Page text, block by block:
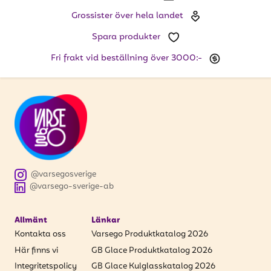
Ange din e-postadress nedan för att ta del av våra
nyheter och erbjudanden.
E-postadress
PRENUMERERA
Grossister över hela landet
Spara produkter
Fri frakt vid beställning över 3000:-
@varsego-sverige-ab
@varsegosverige
Allmänt
Kontakta oss
Här finns vi
Integritetspolicy
Länkar
Varsego Produktkatalog 2026
GB Glace Produktkatalog 2026
GB Glace Kulglasskatalog 2026